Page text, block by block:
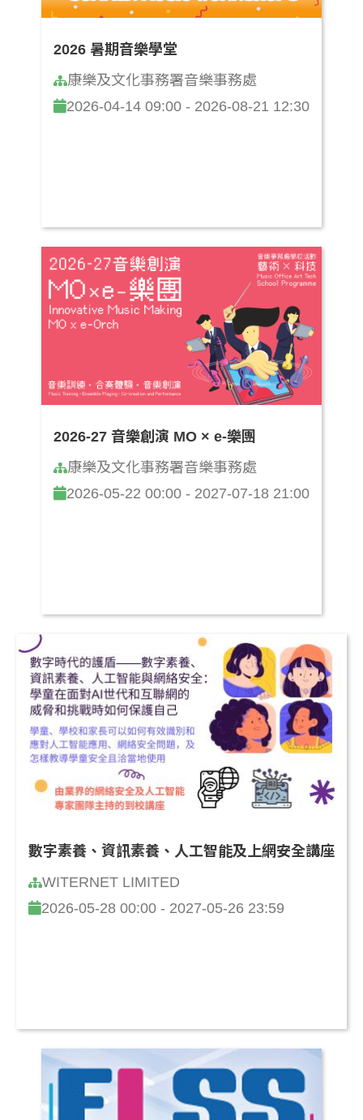
2026 暑期音樂學堂
康樂及文化事務署音樂事務處
2026-04-14 09:00 - 2026-08-21 12:30
2026-27 音樂創演 MO × e-樂團
康樂及文化事務署音樂事務處
2026-05-22 00:00 - 2027-07-18 21:00
數字素養、資訊素養、人工智能及上網安全講座
WITERNET LIMITED
2026-05-28 00:00 - 2027-05-26 23:59